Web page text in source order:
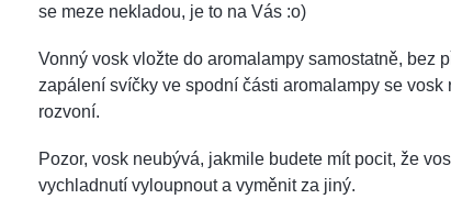
se meze nekladou, je to na Vás :o)
Vonný vosk vložte do aromalampy samostatně, bez
zapálení svíčky ve spodní části aromalampy se vosk
rozvoní.
Pozor, vosk neubývá, jakmile budete mít pocit, že
vychladnutí vyloupnout a vyměnit za jiný.